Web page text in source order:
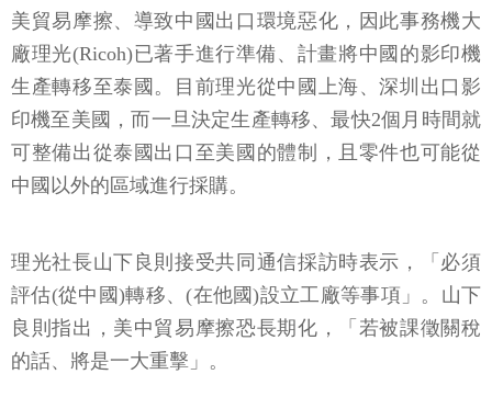
美貿易摩擦、導致中國出口環境惡化，因此事務機大
廠理光(Ricoh)已著手進行準備、計畫將中國的影印機
生產轉移至泰國。目前理光從中國上海、深圳出口影
印機至美國，而一旦決定生產轉移、最快2個月時間就
可整備出從泰國出口至美國的體制，且零件也可能從
中國以外的區域進行採購。
理光社長山下良則接受共同通信採訪時表示，「必須
評估(從中國)轉移、(在他國)設立工廠等事項」。山下
良則指出，美中貿易摩擦恐長期化，「若被課徵關稅
的話、將是一大重擊」。